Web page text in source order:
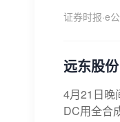
证券时报·e
远东股
4月21日晚
DC用全合